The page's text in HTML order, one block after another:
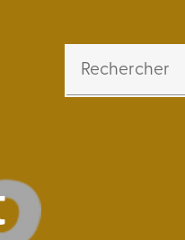
Rechercher